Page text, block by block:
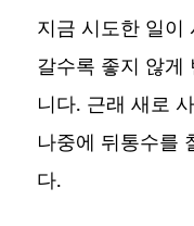
지금 시도한 일이
갈수록 좋지 않게
니다. 근래 새로
나중에 뒤통수를
다.